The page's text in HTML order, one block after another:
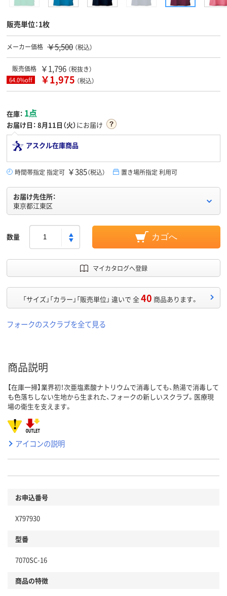
販売単位：1枚
メーカー価格 ￥5,500 （税込）
販売価格 ￥1,796 （税抜き）
64.0%off ￥1,975 （税込）
在庫： 1点
お届け日： 8月11日（火）にお届け
アスクル在庫商品
時間帯指定 指定可 ￥385（税込） 置き場所指定 利用可
お届け先住所：
東京都江東区
数量 カゴへ
マイカタログへ登録
「サイズ」「カラー」「販売単位」 違いで 全40 商品あります。
フォークのスクラブを全て見る
商品説明
【在庫一掃】業界初！次亜塩素酸ナトリウムで消毒しても、熱湯で消毒して
も色落ちしない生地から生まれた、フォークの新しいスクラブ。医療現
場の衛生を支えます。
アイコンの説明
お申込番号
X797930
型番
7070SC-16
商品の特徴